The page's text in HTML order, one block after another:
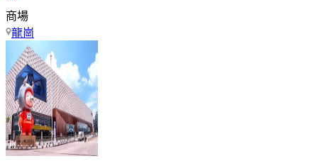
商場
龍崗